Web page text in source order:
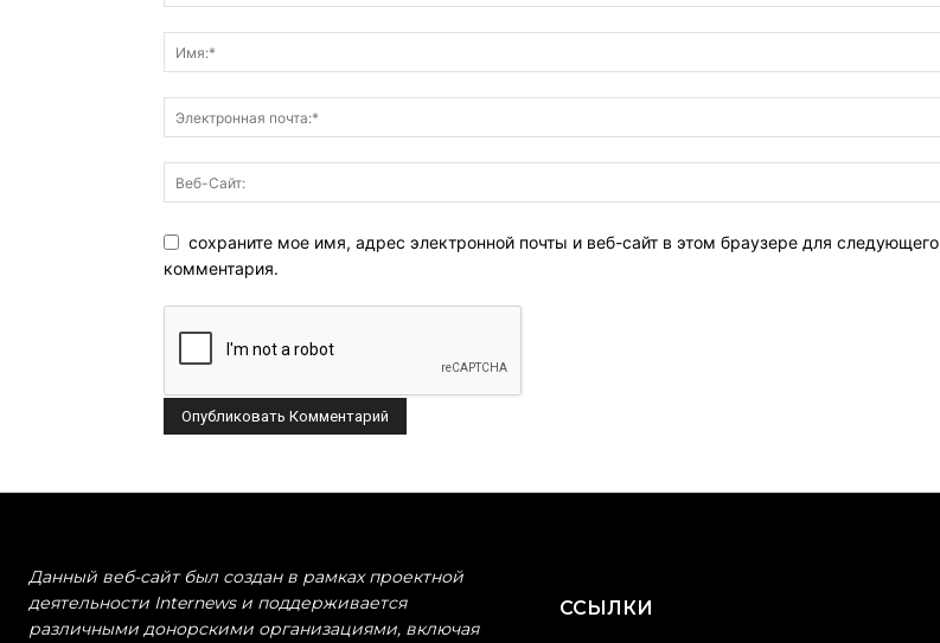
сохраните мое имя, адрес электронной почты и веб-сайт в этом браузере для следующего
комментария.
Данный веб-сайт был создан в рамках проектной
деятельности Internews и поддерживается
различными донорскими организациями, включая
ССЫЛКИ